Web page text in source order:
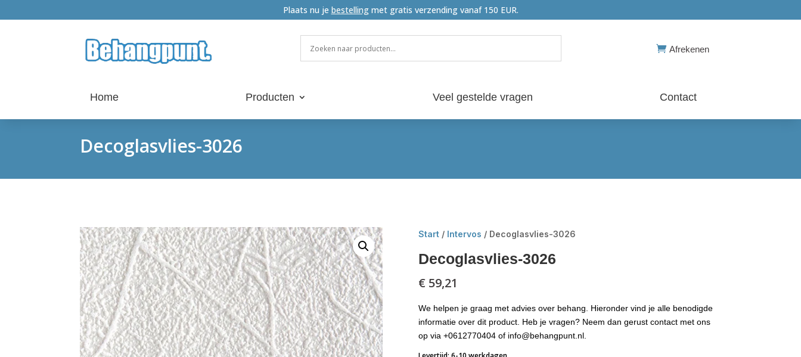
Plaats nu je bestelling met gratis verzending vanaf 150 EUR.
 Afrekenen
Home Producten Veel gestelde vragen Contact
Decoglasvlies-3026
Start/ Intervos / Decoglasvlies-3026
Decoglasvlies-3026
€59,21
We helpen je graag met advies over behang. Hieronder vind je alle benodigde
informatie over dit product. Heb je vragen? Neem dan gerust contact met ons
op via +0612770404 of info@behangpunt.nl.